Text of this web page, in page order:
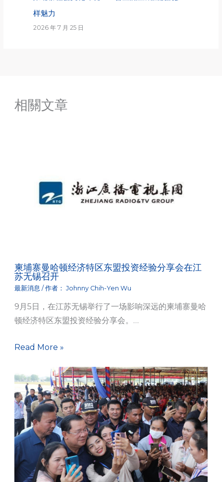
样魅力
2026 年 7 月 25 日
相關文章
柬埔寨曼哈顿经济特区东盟投资经验分享会在江
苏无锡召开
最新消息 / 作者： Johnny Chih-Yen Wu
9月5日，在江苏无锡举行了一场影响深远的柬埔寨曼哈
顿经济特区东盟投资经验分享会。…
Read More »